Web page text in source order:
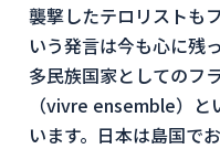
襲撃したテロリストも
いう発言は今も心に残
多民族国家としてのフ
（vivre ensemble）
います。日本は島国で